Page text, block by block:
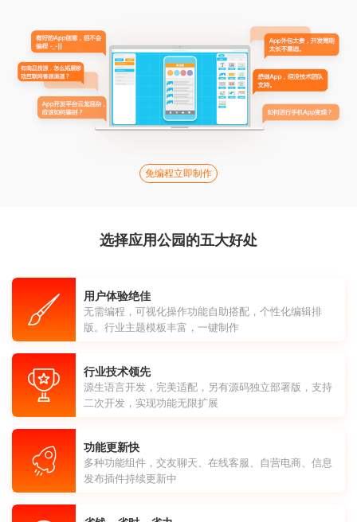
免编程立即制作
选择应用公园的五大好处
用户体验绝佳
无需编程，可视化操作功能自助搭配，个性化编辑排
版。行业主题模板丰富，一键制作
行业技术领先
源生语言开发，完美适配，另有源码独立部署版，支持
二次开发，实现功能无限扩展
功能更新快
多种功能组件，交友聊天、在线客服、自营电商、信息
发布插件持续更新中